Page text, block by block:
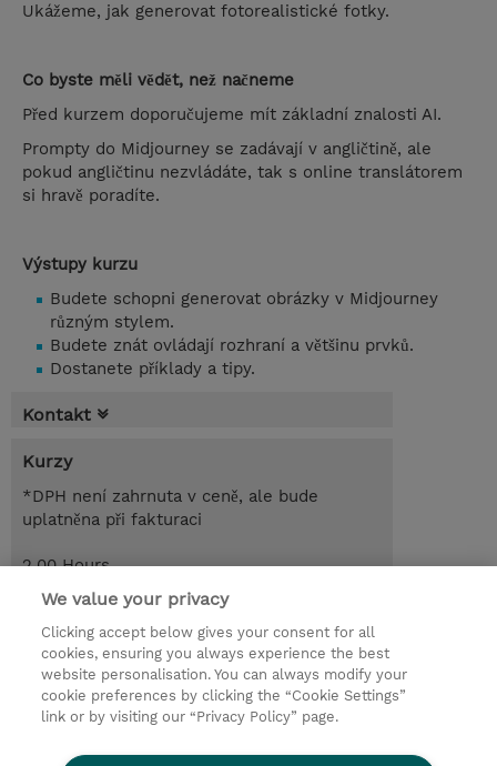
Ukážeme, jak generovat fotorealistické fotky.
Co byste měli vědět, než načneme
Před kurzem doporučujeme mít základní znalosti AI.
Prompty do Midjourney se zadávají v angličtině, ale
pokud angličtinu nezvládáte, tak s online translátorem
si hravě poradíte.
Výstupy kurzu
Budete schopni generovat obrázky v Midjourney
různým stylem.
Budete znát ovládají rozhraní a většinu prvků.
Dostanete příklady a tipy.
Kontakt
Kurzy
*DPH není zahrnuta v ceně, ale bude
uplatněna při fakturaci
2.00 Hours
CZK 2 065,00
Poptat kurz / privátní školení
© 2026 TD SYNNEX
Pro investory Ochrana osobních údajů
We value your privacy
Clicking accept below gives your consent for all
cookies, ensuring you always experience the best
website personalisation. You can always modify your
cookie preferences by clicking the “Cookie Settings”
link or by visiting our “Privacy Policy” page.